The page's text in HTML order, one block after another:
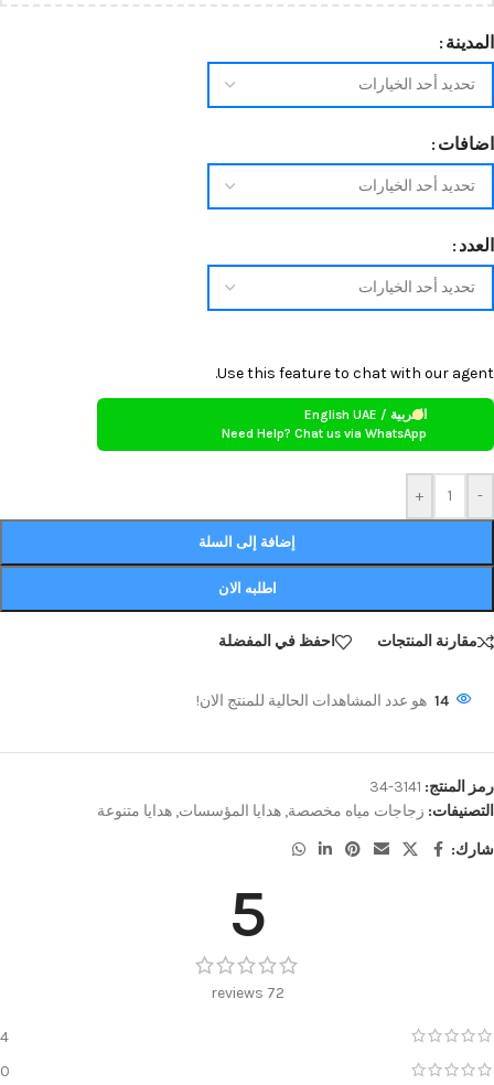
المدينة
اضافات
العدد
-
+
Use this feature to chat with our agent.
العربية / English UAE
Need Help? Chat us via WhatsApp
إضافة إلى السلة
اطلبه الان
مقارنة المنتجات احفظ في المفضلة
14 هو عدد المشاهدات الحالية للمنتج الان!
رمز المنتج: 3141-34
التصنيفات: زجاجات مياه مخصصة, هدايا المؤسسات, هدايا متنوعة
شارك:
5
72 reviews
4
0